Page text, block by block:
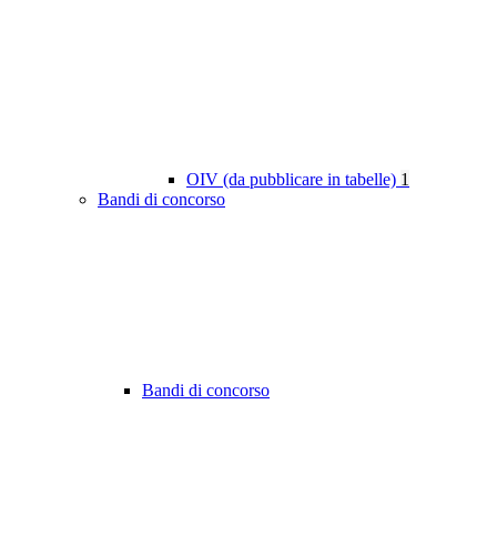
OIV (da pubblicare in tabelle) 1
Bandi di concorso
Bandi di concorso